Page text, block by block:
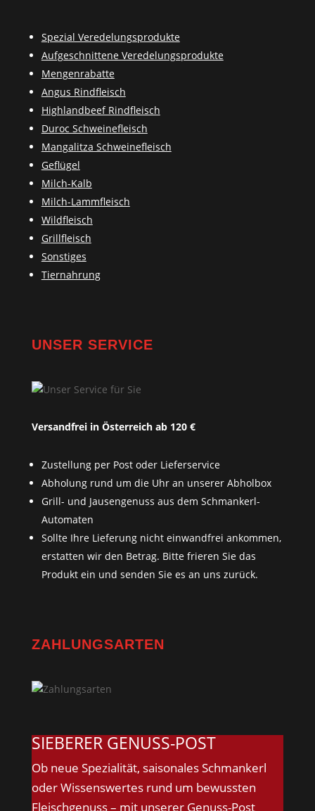
Spezial Veredelungsprodukte
Aufgeschnittene Veredelungsprodukte
Mengenrabatte
Angus Rindfleisch
Highlandbeef Rindfleisch
Duroc Schweinefleisch
Mangalitza Schweinefleisch
Geflügel
Milch-Kalb
Milch-Lammfleisch
Wildfleisch
Grillfleisch
Sonstiges
Tiernahrung
UNSER SERVICE
Versandfrei in Österreich ab 120 €
Zustellung per Post oder Lieferservice
Abholung rund um die Uhr an unserer Abholbox
Grill- und Jausengenuss aus dem Schmankerl-
Automaten
Sollte Ihre Lieferung nicht einwandfrei ankommen,
erstatten wir den Betrag. Bitte frieren Sie das
Produkt ein und senden Sie es an uns zurück.
ZAHLUNGSARTEN
SIEBERER GENUSS-POST
Ob neue Spezialität, saisonales Schmankerl
oder Wissenswertes rund um bewussten
Fleischgenuss – mit unserer Genuss-Post